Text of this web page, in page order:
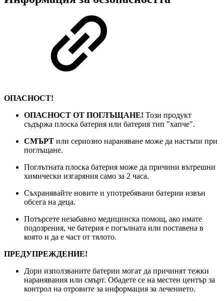
ОПАСНОСТ!
ОПАСНОСТ ОТ ПОГЛЪЩАНЕ! Този продукт
съдържа плоска батерия или батерия тип "хапче".
СМЪРТ или сериозно нараняване може да настъпи при
поглъщане.
Поглътната плоска батерия може да причини вътрешни
химически изгаряния само за 2 часа.
Съхранявайте новите и употребявани батерии извън
обсега на деца.
Потърсете незабавно медицинска помощ, ако имате
подозрения, че батерия е погълната или поставена в
която и да е част от тялото.
ПРЕДУПРЕЖДЕНИЕ!
Дори използваните батерии могат да причинят тежки
наранявания или смърт. Обадете се на местен център за
контрол на отровите за информация за лечението.